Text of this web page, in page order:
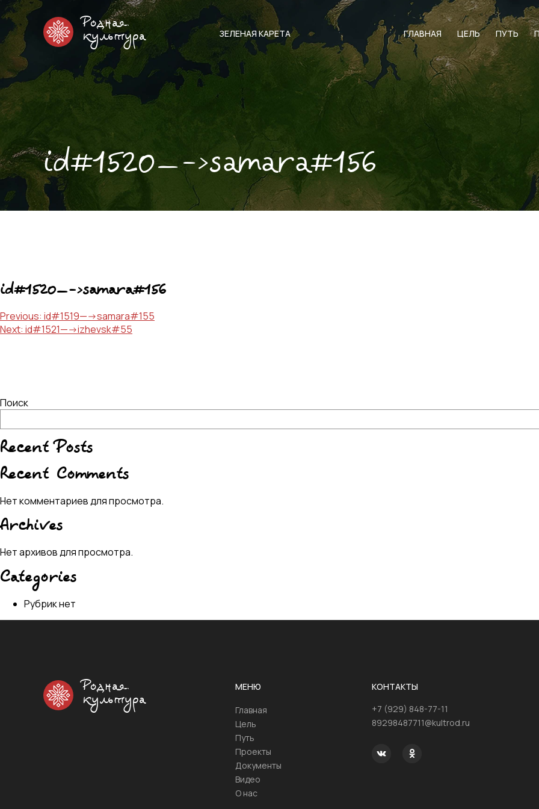
Родная
культура
ЗЕЛЕНАЯ КАРЕТА ГЛАВНАЯ ЦЕЛЬ ПУТЬ
id#1520—->samara#156
id#1520—->samara#156
Навигация
по
Previous: id#1519—->samara#155
Next: id#1521—->izhevsk#55
Поиск
Recent Posts
Recent Comments
Нет комментариев для просмотра.
Archives
Нет архивов для просмотра.
Categories
Рубрик нет
Родная
культура
МЕНЮ
Главная
Цель
Путь
Проекты
Документы
Видео
О нас
КОНТАКТЫ
+7 (929) 848-77-11
89298487711@kultrod.ru